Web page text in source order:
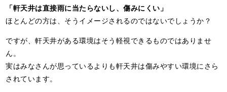
「軒天井は直接雨に当たらないし、傷みにくい」
ほとんどの方は、そうイメージされるのではないでしょうか？
ですが、軒天井がある環境はそう軽視できるものではありませ
ん。
実はみなさんが思っているよりも軒天井は傷みやすい環境にさら
されています。